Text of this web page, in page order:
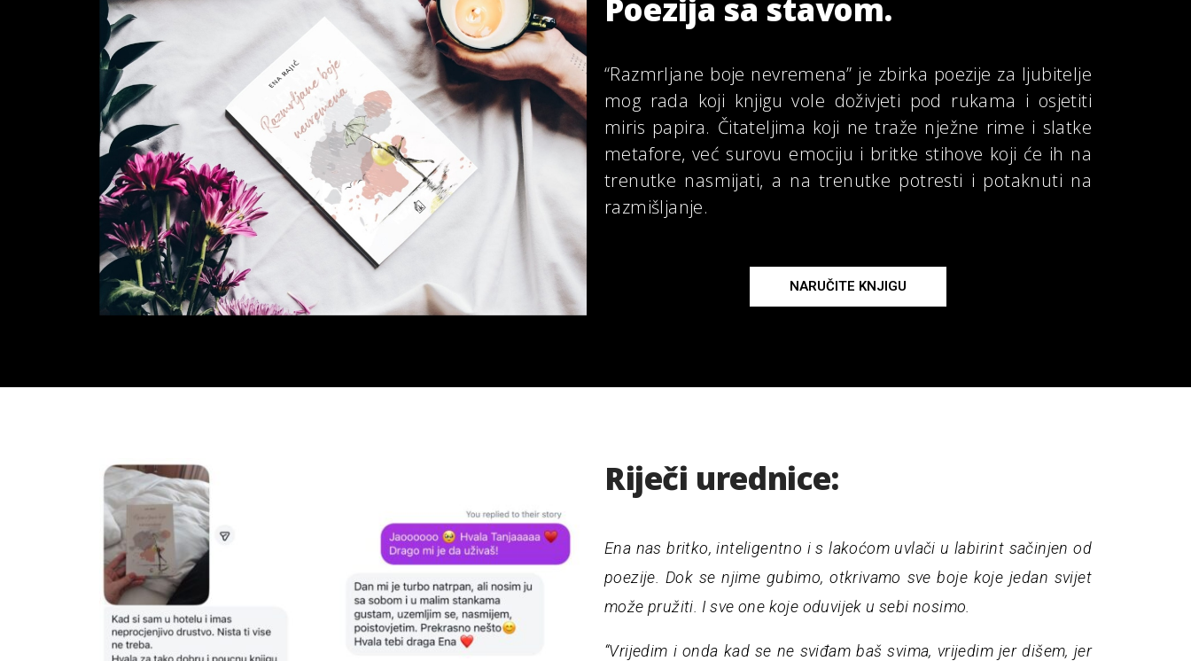
Poezija sa stavom.
“Razmrljane boje nevremena” je zbirka poezije za ljubitelje
mog rada koji knjigu vole doživjeti pod rukama i osjetiti
miris papira. Čitateljima koji ne traže nježne rime i slatke
metafore, već surovu emociju i britke stihove koji će ih na
trenutke nasmijati, a na trenutke potresti i potaknuti na
razmišljanje.
NARUČITE KNJIGU
Riječi urednice:
Ena nas britko, inteligentno i s lakoćom uvlači u labirint sačinjen od
poezije. Dok se njime gubimo, otkrivamo sve boje koje jedan svijet
može pružiti. I sve one koje oduvijek u sebi nosimo.
“Vrijedim i onda kad se ne sviđam baš svima, vrijedim jer dišem, jer